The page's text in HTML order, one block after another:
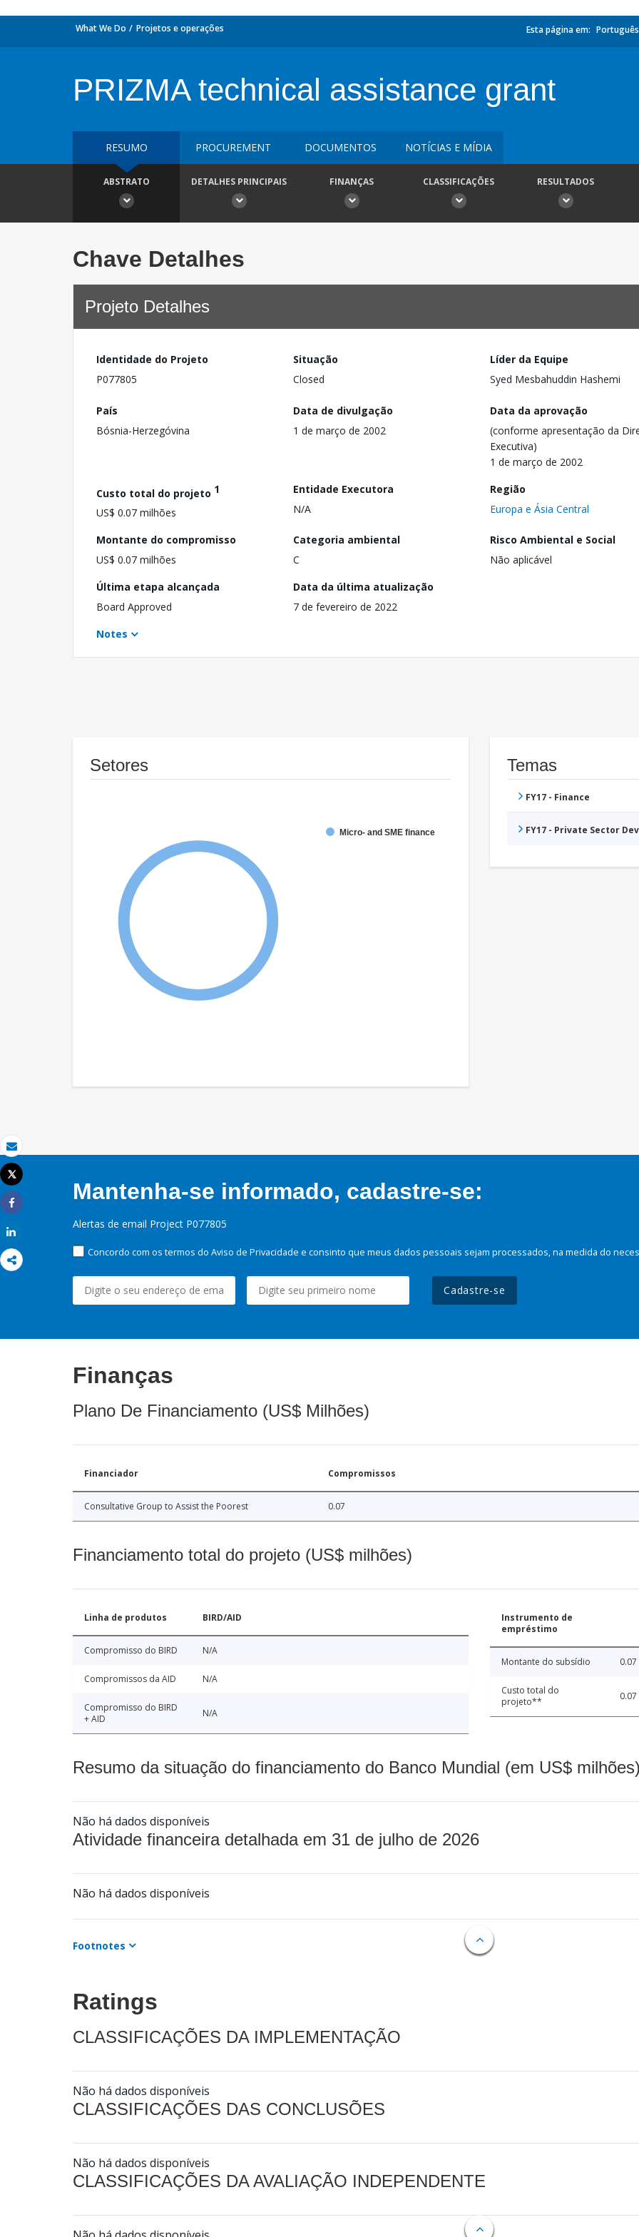
Email
Imprimir
Tweet
Share
What We Do Projetos e operações Esta página em: Português
PRIZMA technical assistance grant
RESUMO PROCUREMENT DOCUMENTOS NOTÍCIAS E MÍDIA
ABSTRATO DETALHES PRINCIPAIS FINANÇAS CLASSIFICAÇÕES RESULTADOS
Chave Detalhes
Projeto Detalhes
Identidade do Projeto
P077805
Situação
Closed
Líder da Equipe
Syed Mesbahuddin Hashemi
País
Bósnia-Herzegóvina
Data de divulgação
1 de março de 2002
Data da aprovação
(conforme apresentação da
Executiva)
1 de março de 2002
Custo total do projeto 1
US$ 0.07 milhões
Entidade Executora
N/A
Região
Europa e Ásia Central
Montante do compromisso
US$ 0.07 milhões
Categoria ambiental
C
Risco Ambiental e Social
Não aplicável
Última etapa alcançada
Board Approved
Data da última atualização
7 de fevereiro de 2022
Notes
Setores
Micro- and SME finance
Temas
FY17 - Finance
FY17 - Private Sector
Mantenha-se informado, cadastre-se:
Alertas de email Project P077805
Concordo com os termos do Aviso de Privacidade e consinto que meus dados pessoais sejam processados, na medida do
Cadastre-se
Finanças
Plano De Financiamento (US$ Milhões)
Financiador Compromissos
Consultative Group to Assist the Poorest 0.07
Financiamento total do projeto (US$ milhões)
Linha de produtos BIRD/AID
Compromisso do BIRD N/A
Compromissos da AID N/A
Compromisso do BIRD
+ AID
N/A
Instrumento de
empréstimo
Montante do subsídio 0.07
Custo total do
projeto**
0.07
Resumo da situação do financiamento do Banco Mundial (em US$
Não há dados disponíveis
Atividade financeira detalhada em 31 de julho de 2026
Não há dados disponíveis
Footnotes
Ratings
CLASSIFICAÇÕES DA IMPLEMENTAÇÃO
Não há dados disponíveis
CLASSIFICAÇÕES DAS CONCLUSÕES
Não há dados disponíveis
CLASSIFICAÇÕES DA AVALIAÇÃO INDEPENDENTE